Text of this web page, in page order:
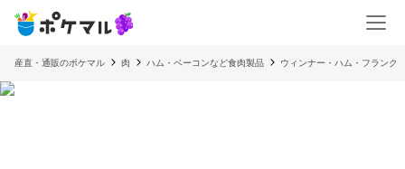
産直・通販のポケマル 肉 ハム・ベーコンなど食肉製品 ウィンナー・ハム・フランク